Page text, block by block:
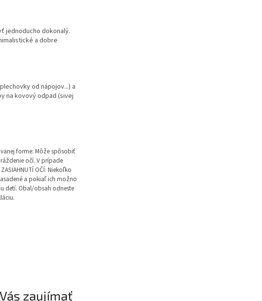
jednoducho dokonalý.
a dobre
od nápojov...) a
na kovový odpad (sivej
forme: Môže spôsobiť
očí. V prípade
OČÍ: Niekoľko
a pokiaľ ich možno
detí. Obal/obsah odneste
zaujímať